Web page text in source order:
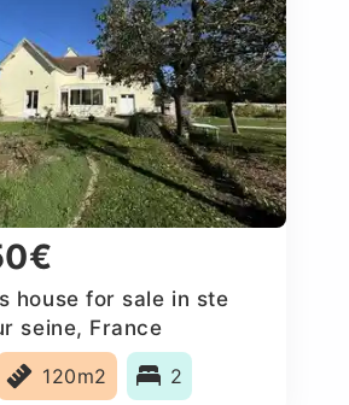
house for sale in ste
seine, France
120m2 2